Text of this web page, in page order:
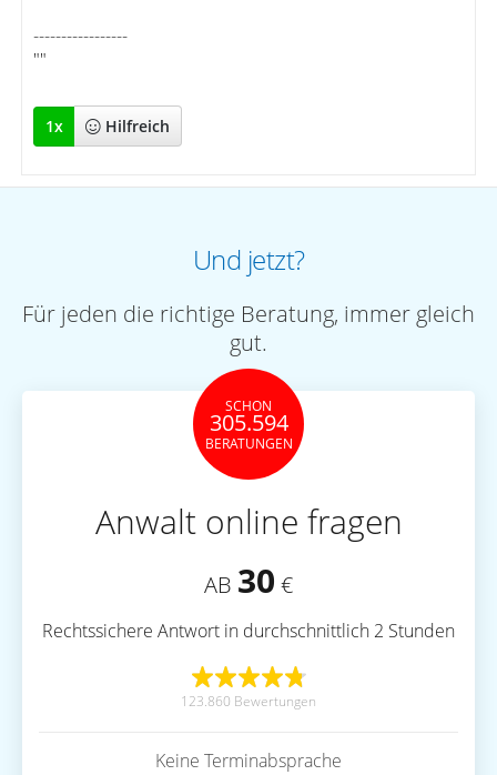
-----------------
""
1x Hilfreich
Und jetzt?
Für jeden die richtige Beratung, immer gleich
gut.
SCHON
305.594
BERATUNGEN
Anwalt online fragen
AB 30 €
Rechtssichere Antwort in durchschnittlich 2 Stunden
123.860 Bewertungen
Keine Terminabsprache